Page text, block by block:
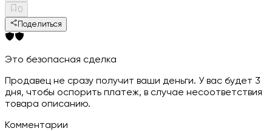
0
Поделиться
Это безопасная сделка
Продавец не сразу получит ваши деньги. У вас будет 3
дня, чтобы оспорить платеж, в случае несоответствия
товара описанию.
Комментарии